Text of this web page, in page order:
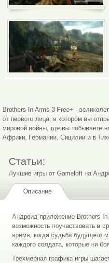
Brothers In Arms 3 Free+ -
от первого лица, в котором вы
мировой войны, где вы побываете
Африки, Германии, Сицилии и в
Статьи:
Лучшие игры от Gameloft на
Описание
Андроид приложение Brothers In
возможность поучаствовать в
время, когда судьба будущего
каждого солдата, которые ни
Трехмерная графика игры